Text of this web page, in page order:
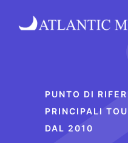
PUNTO DI
PRINCIPALI
DAL 2010